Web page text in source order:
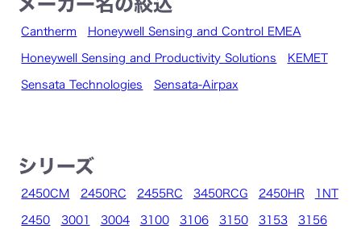
メーカー名の絞込
Cantherm Honeywell Sensing and Control EMEA
Honeywell Sensing and Productivity Solutions KEMET
Sensata Technologies Sensata-Airpax
シリーズ
2450CM 2450RC 2455RC 3450RCG 2450HR 1NT
2450 3001 3004 3100 3106 3150 3153 3156